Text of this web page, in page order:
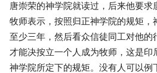
唐崇荣的神学院就读过，后来他要
牧师表示，按照归正神学院的规矩，
至少三年，然后看众信徒同工对他的
才能决按立一个人成为牧师，这是印
神学院所定下的规矩。没有人可以例